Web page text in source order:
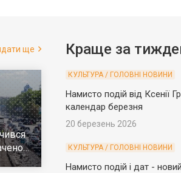
ще Краще за
КУЛЬТУРА / ГОЛОВНІ НОВИНИ
Намисто подій від Ксенії
календар березня
20 березень 2026
КУЛЬТУРА / ГОЛОВНІ НОВИНИ
Намисто подій і дат -